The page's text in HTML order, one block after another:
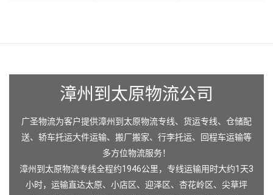
漳州到太原物流公司
广圣物流为客户提供漳州到太原物流专线、货运专线、仓储配
送、轿车托运大件运输、搬厂搬家、行李托运、回程车运输等
多方位物流服务！
漳州到太原物流专线全程约1946公里，专线运输用时大约1天3
小时，运输直达太原、 小店区、 迎泽区、 杏花岭区、 尖草坪